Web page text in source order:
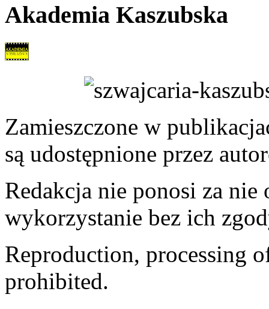
Akademia Kaszubska
Zamieszczone w
są udostępnione przez
Redakcja nie ponosi za
wykorzystanie bez ich
Reproduction, processing
prohibited.